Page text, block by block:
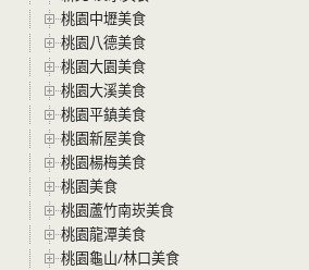
桃園中壢美食
桃園八德美食
桃園大園美食
桃園大溪美食
桃園平鎮美食
桃園新屋美食
桃園楊梅美食
桃園美食
桃園蘆竹南崁美食
桃園龍潭美食
桃園龜山/林口美食